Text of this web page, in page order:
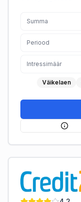
Summa
Periood
Intressimäär
Väikelaen
Credit24